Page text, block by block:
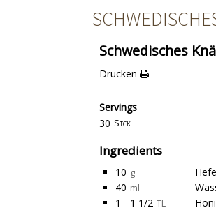
Schwedisches
Drucken
Servings
30 Stck
Ingredients
10 g Hefe
40 ml
1 - 1 1/2 TL